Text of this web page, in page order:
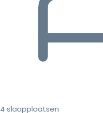
4 slaapplaatsen